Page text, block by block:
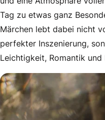
Tag zu etwas ganz
Märchen lebt dabei nicht
perfekter Inszenierung,
Leichtigkeit, Romantik